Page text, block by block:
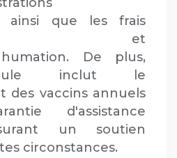
ainsi que les frais
et
De plus,
inclut le
des vaccins annuels
d'assistance
un soutien
circonstances.